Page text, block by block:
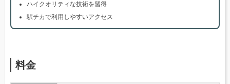
ハイクオリティな技術を習得
駅チカで利用しやすいアクセス
料金